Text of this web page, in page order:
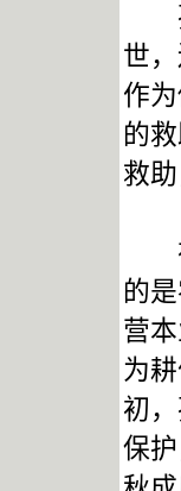
孙
世
作
的
救
（
在
的
营
为
初
保